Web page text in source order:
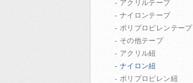
アクリルテープ
ナイロンテープ
ポリプロピレンテープ
その他テープ
アクリル紐
ナイロン紐
ポリプロピレン紐